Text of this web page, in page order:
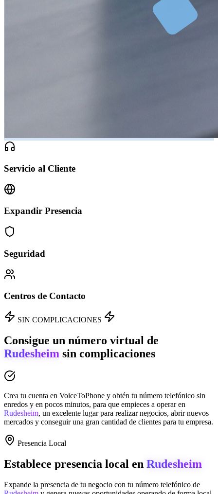
Servicio al Cliente
Expandir Presencia
Seguridad
Centros de Contacto
SIN COMPLICACIONES
Consigue un número virtual de
Rudesheim sin complicaciones
Crea tu cuenta en VoiceToPhone y obtén tu número telefónico sin
enredos y en pocos minutos, para que empieces a operar en
Rudesheim, un excelente lugar para realizar negocios, abrir nuevos
mercados y conseguir una gran cantidad de clientes para tu empresa.
Presencia Local
Establece presencia local en Rudesheim
Expande la presencia de tu negocio con tu número telefónico de